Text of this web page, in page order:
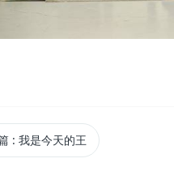
: 我是今天的王